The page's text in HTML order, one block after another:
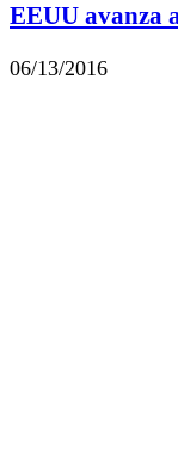
EEUU avanza
06/13/2016